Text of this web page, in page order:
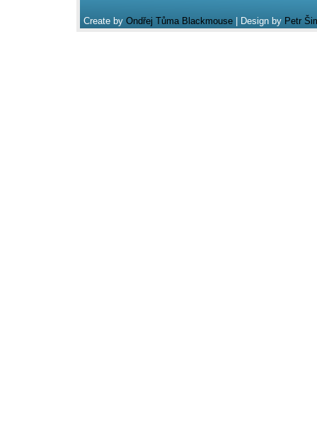
Create by Ondřej Tůma Blackmouse| Design by Petr